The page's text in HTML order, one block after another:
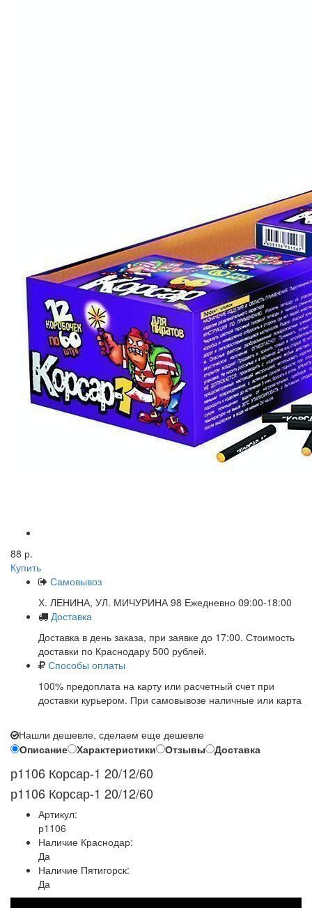
88 р.
Купить
Самовывоз
Х. ЛЕНИНА, УЛ. МИЧУРИНА 98 Ежедневно 09:00-18:00
Доставка
Доставка в день заказа, при заявке до 17:00. Стоимость
доставки по Краснодару 500 рублей.
Способы оплаты
100% предоплата на карту или расчетный счет при
доставки курьером. При самовывозе наличные или карта
Нашли дешевле, сделаем еще дешевле
Описание
Характеристики Отзывы Доставка
р1106 Корсар-1 20/12/60
р1106 Корсар-1 20/12/60
Артикул:
р1106
Наличие Краснодар:
Да
Наличие Пятигорск:
Да